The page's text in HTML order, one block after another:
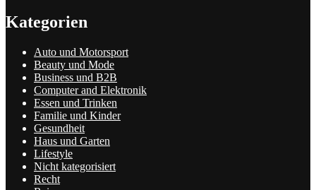
Kategorien
Auto und Motorsport
Beauty und Mode
Business und B2B
Computer and Elektronik
Essen und Trinken
Familie und Kinder
Gesundheit
Haus und Garten
Lifestyle
Nicht kategorisiert
Recht